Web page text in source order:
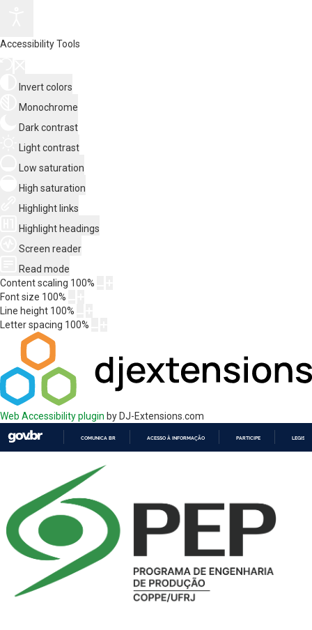
Accessibility Tools
Invert colors
Monochrome
Dark contrast
Light contrast
Low saturation
High saturation
Highlight links
Highlight headings
Screen reader
Read mode
Content scaling 100%
Font size 100%
Line height 100%
Letter spacing 100%
Web Accessibility plugin by DJ-Extensions.com
COMUNICA BR ACESSO À INFORMAÇÃO PARTICIPE